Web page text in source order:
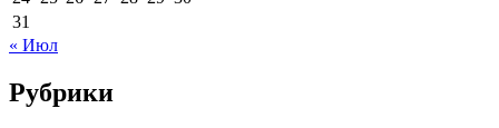
31
« Июл
Рубрики